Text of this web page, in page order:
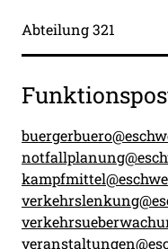
Abteilung 321
Beschreibung